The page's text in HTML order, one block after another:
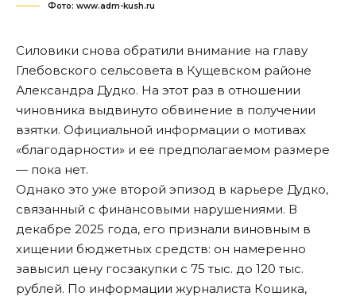
Фото: www.adm-kush.ru
Силовики снова обратили внимание на главу
Глебовского сельсовета в Кущевском районе
Александра Дудко. На этот раз в отношении
чиновника выдвинуто обвинение в получении
взятки. Официальной информации о мотивах
«благодарности» и ее предполагаемом размере
— пока нет.
Однако это уже второй эпизод в карьере Дудко,
связанный с финансовыми нарушениями. В
декабре 2025 года, его признали виновным в
хищении бюджетных средств: он намеренно
завысил цену госзакупки с 75 тыс. до 120 тыс.
рублей. По информации журналиста Кошика,